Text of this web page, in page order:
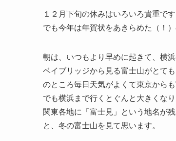
１２月下旬の休みはいろいろ貴重です
でも今年は年賀状をあきらめた（！
朝は、いつもより早めに起きて、横浜
ベイブリッジから見る富士山がとても
のところ毎日天気がよくて東京から
でも横浜まで行くとぐんと大きくなり
関東各地に「富士見」という地名が
と、冬の富士山を見て思います。